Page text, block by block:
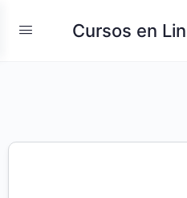
Cursos en